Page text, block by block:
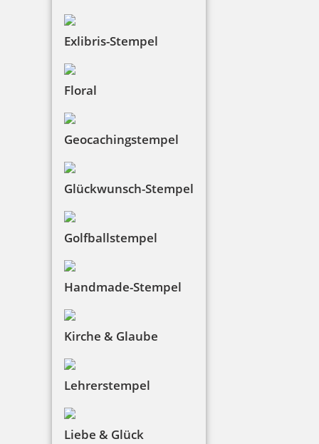
Exlibris-Stempel
Floral
Geocachingstempel
Glückwunsch-Stempel
Golfballstempel
Handmade-Stempel
Kirche & Glaube
Lehrerstempel
Liebe & Glück
hergestellt! So wird höchste Qualität und
Lebensdauer garantiert.